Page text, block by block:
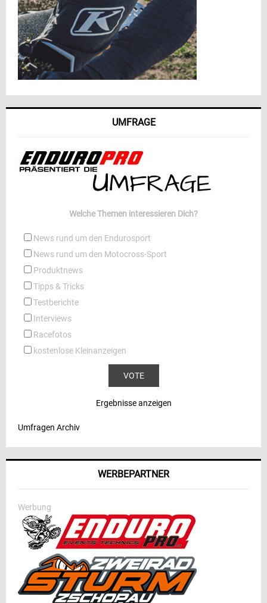
UMFRAGE
Welche Themen interessieren Dich?
News rund um den Endurosport
News rund um den Motocross-Sport
Produktnews
Tipps & Tricks
Testberichte
Interviews
Racefotos
kostenlose Kleinanzeigen
Ergebnisse anzeigen
Umfragen Archiv
WERBEPARTNER
Werbung